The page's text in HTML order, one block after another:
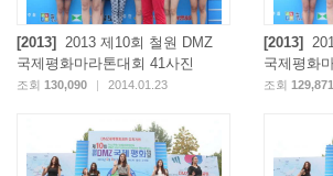
[2013]
2013 제10회 철원 DMZ
국제평화마라톤대회 41사진
조회 130,090 2014.01.23
[2013]
국제평화
조회 129,871